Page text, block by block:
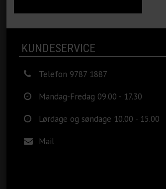
KUNDESERVICE
Telefon 9787 1887
Mandag-Fredag 09.00 - 17.30
Lørdage og søndage 10.00 - 15.00
Mail